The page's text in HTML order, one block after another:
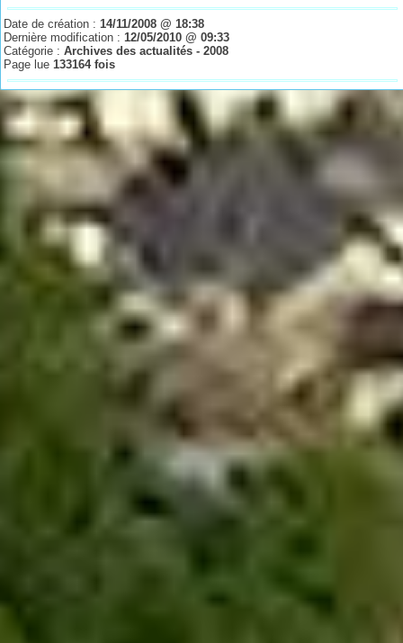
Date de création :14/11/2008 @ 18:38
Dernière modification :12/05/2010 @ 09:33
Catégorie :Archives des actualités - 2008
Page lue133164 fois